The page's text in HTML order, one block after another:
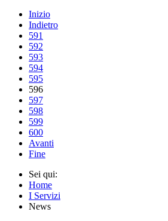
Inizio
Indietro
591
592
593
594
595
596
597
598
599
600
Avanti
Fine
Sei qui:
Home
I Servizi
News